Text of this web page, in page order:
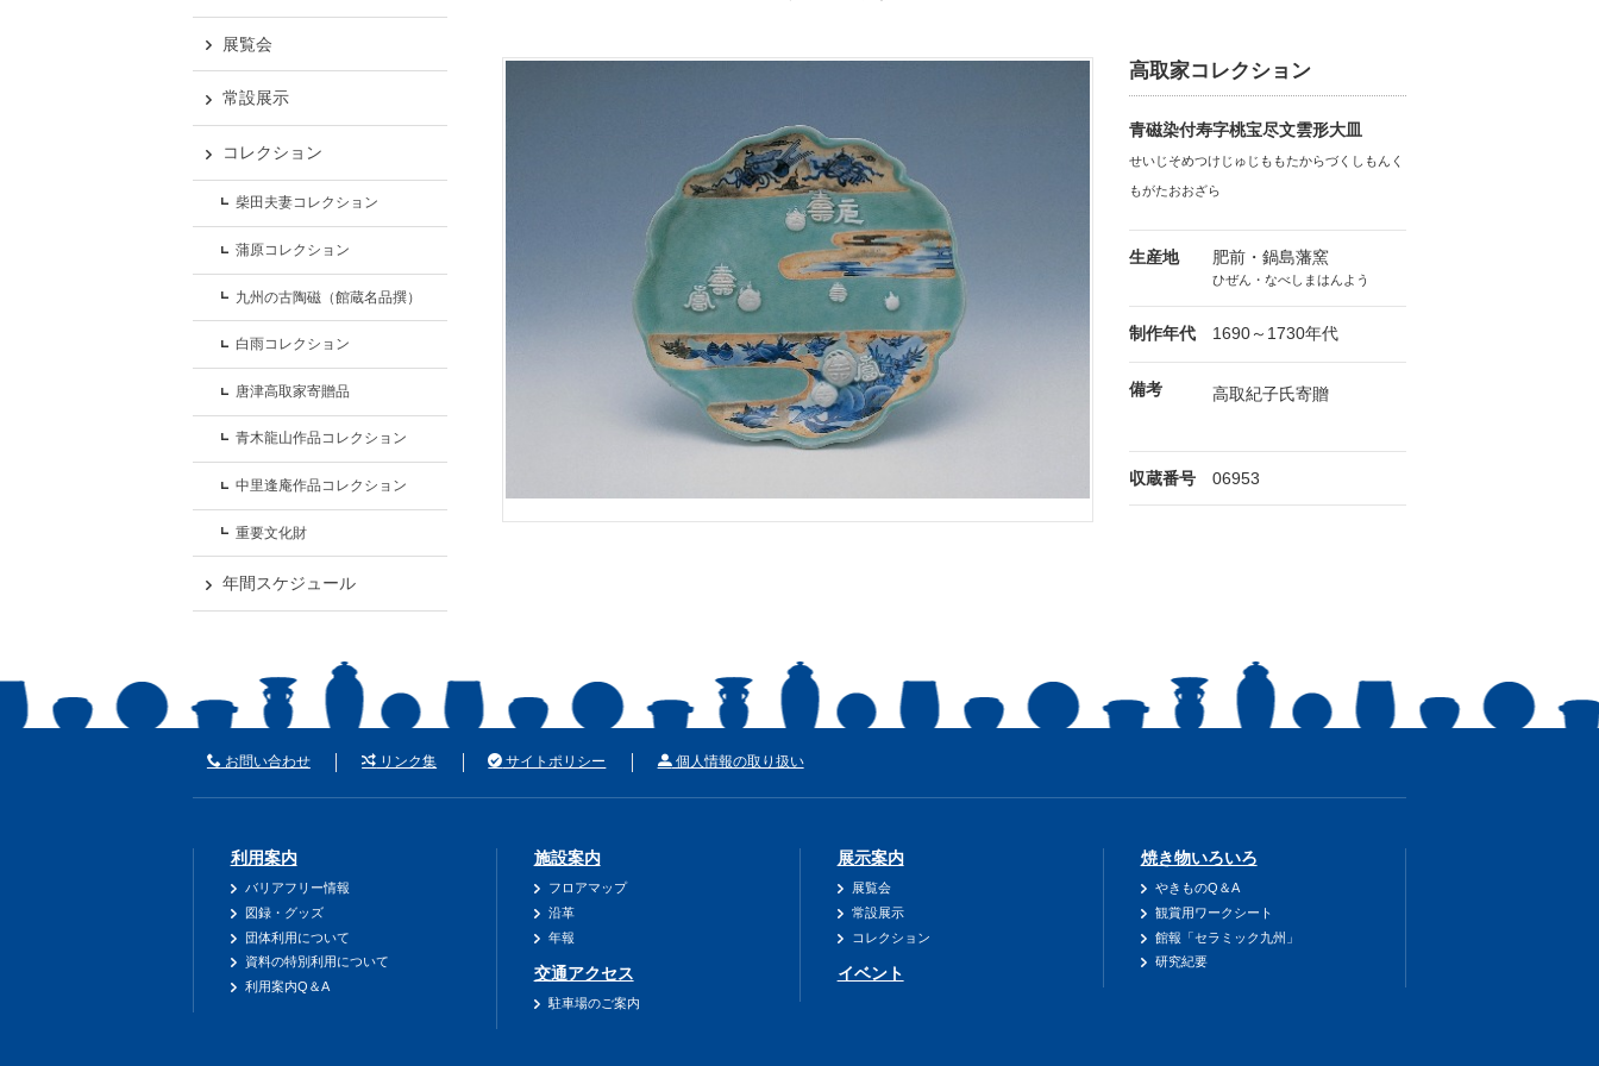
高取家コレクション
青磁染付寿字桃宝尽文雲形大皿
せいじそめつけじゅじももたからづくしもんく
もがたおおざら
生産地 肥前・鍋島藩窯
ひぜん・なべしまはんよう
制作年代 1690～1730年代
備考 高取紀子氏寄贈
収蔵番号 06953
展覧会
常設展示
コレクション
柴田夫妻コレクション
蒲原コレクション
九州の古陶磁（館蔵名品撰）
白雨コレクション
唐津高取家寄贈品
青木龍山作品コレクション
中里逢庵作品コレクション
重要文化財
年間スケジュール
お問い合わせ リンク集 サイトポリシー 個人情報の取り扱い
利用案内
バリアフリー情報
図録・グッズ
団体利用について
資料の特別利用について
利用案内Q＆A
施設案内
フロアマップ
沿革
年報
交通アクセス
駐車場のご案内
展示案内
展覧会
常設展示
コレクション
イベント
焼き物いろいろ
やきものQ＆A
観賞用ワークシート
館報「セラミック九州」
研究紀要